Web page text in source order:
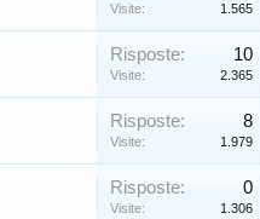
Visite: 1.565
Risposte: 10
Visite: 2.365
Risposte: 8
Visite: 1.979
Risposte: 0
Visite: 1.306